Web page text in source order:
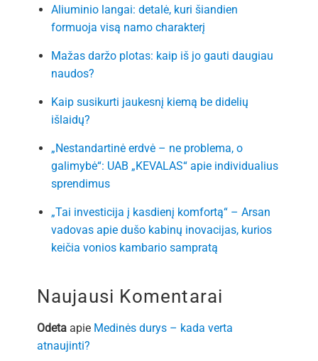
Aliuminio langai: detalė, kuri šiandien
formuoja visą namo charakterį
Mažas daržo plotas: kaip iš jo gauti daugiau
naudos?
Kaip susikurti jaukesnį kiemą be didelių
išlaidų?
„Nestandartinė erdvė – ne problema, o
galimybė“: UAB „KEVALAS“ apie individualius
sprendimus
„Tai investicija į kasdienį komfortą“ – Arsan
vadovas apie dušo kabinų inovacijas, kurios
keičia vonios kambario sampratą
Naujausi Komentarai
Odetaapie Medinės durys – kada verta
atnaujinti?